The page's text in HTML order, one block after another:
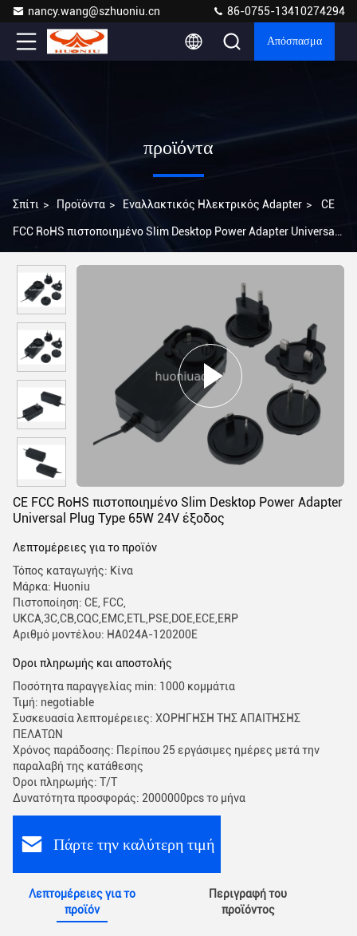
nancy.wang@szhuoniu.cn 86-0755-13410274294
Απόσπασμα
προϊόντα
Σπίτι > Προϊόντα > Εναλλακτικός Ηλεκτρικός Adapter > CE
FCC RoHS πιστοποιημένο Slim Desktop Power Adapter Universal
CE FCC RoHS πιστοποιημένο Slim Desktop Power Adapter
Universal Plug Type 65W 24V έξοδος
Λεπτομέρειες για το προϊόν
Τόπος καταγωγής: Κίνα
Μάρκα: Huoniu
Πιστοποίηση: CE, FCC,
UKCA,3C,CB,CQC,EMC,ETL,PSE,DOE,ECE,ERP
Αριθμό μοντέλου: HA024A-120200E
Όροι πληρωμής και αποστολής
Ποσότητα παραγγελίας min: 1000 κομμάτια
Τιμή: negotiable
Συσκευασία λεπτομέρειες: ΧΟΡΗΓΗΣΗ ΤΗΣ ΑΠΑΙΤΗΣΗΣ
ΠΕΛΑΤΩΝ
Χρόνος παράδοσης: Περίπου 25 εργάσιμες ημέρες μετά την
παραλαβή της κατάθεσης
Όροι πληρωμής: T/T
Δυνατότητα προσφοράς: 2000000pcs το μήνα
Πάρτε την καλύτερη τιμή
Λεπτομέρειες για το
προϊόν
Περιγραφή του
προϊόντος